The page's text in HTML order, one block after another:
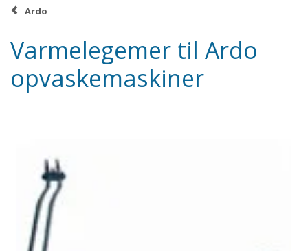
Ardo
Varmelegemer til Ardo
opvaskemaskiner